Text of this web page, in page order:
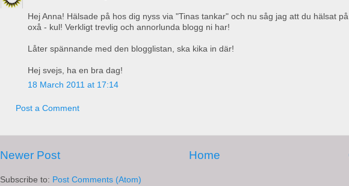
Hej Anna! Hälsade på hos dig nyss via "Tinas tankar" och nu såg jag att du hälsat
oxå - kul! Verkligt trevlig och annorlunda blogg ni har!
Låter spännande med den blogglistan, ska kika in där!
Hej svejs, ha en bra dag!
18 March 2011 at 17:14
Post a Comment
Newer Post Home
Subscribe to: Post Comments (Atom)